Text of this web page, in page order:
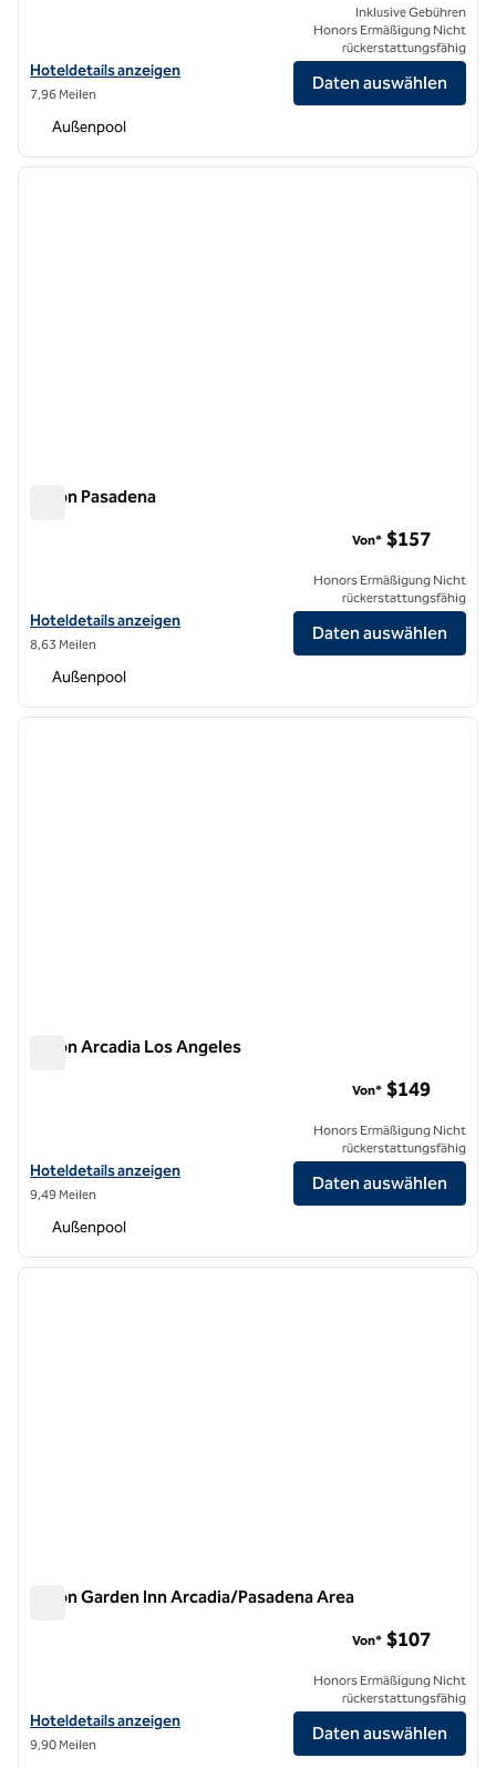
Hoteldetails für das Conrad Los Angeles anzeigen
Hoteldetails anzeigen
7,96 Meilen
Inklusive Gebühren
Honors Ermäßigung Nicht
rückerstattungsfähig
Daten auswählen
Außenpool
1 von 12
Hilton Pasadena
Hoteldetails für Hilton Pasadena anzeigen
Hoteldetails anzeigen
8,63 Meilen
Von* $157
Honors Ermäßigung Nicht
rückerstattungsfähig
Daten auswählen
Außenpool
1 von 12
Hilton Arcadia Los Angeles
Hoteldetails für das Hilton Arcadia Los Angeles anzeigen
Hoteldetails anzeigen
9,49 Meilen
Von* $149
Honors Ermäßigung Nicht
rückerstattungsfähig
Daten auswählen
Außenpool
1 von 12
Hilton Garden Inn Arcadia/Pasadena Area
Hoteldetails für das Hilton Garden Inn Arcadia/Pasadena anzeigen
Hoteldetails anzeigen
9,90 Meilen
Von* $107
Honors Ermäßigung Nicht
rückerstattungsfähig
Daten auswählen